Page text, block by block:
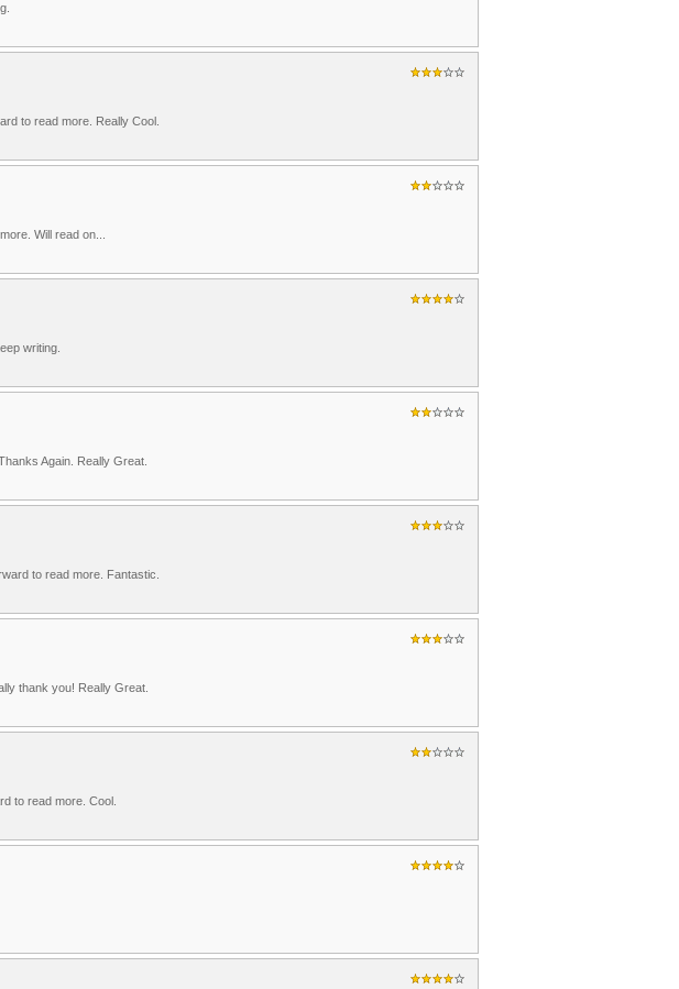
to read more. Really Cool.
Will read on...
writing.
Again. Really Great.
to read more. Fantastic.
thank you! Really Great.
to read more. Cool.